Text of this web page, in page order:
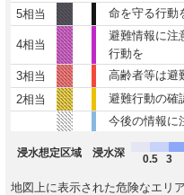
5相当 命を守る行動
4相当
避難情報に注
行動を
3相当
高齢者等は避
2相当
避難行動の確
今後の情報に
浸水想定区域 浸水深
0.5 3
地図上に表示された危険なエリ